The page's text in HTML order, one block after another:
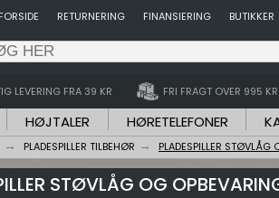
FORSIDE RETURNERING FINANSIERING BUTIKKER
LEVERING FRA 39 KR FRI FRAGT OVER 995 KR
HØJTALER HØRETELEFONER
PLADESPILLER TILBEHØR PLADESPILLER STØVLÅG
STØVLÅG OG